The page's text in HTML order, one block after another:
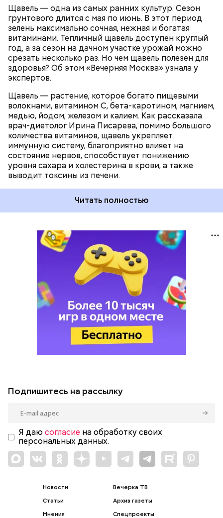
Щавель — одна из самых ранних культур. Сезон
грунтового длится с мая по июнь. В этот период
зелень максимально сочная, нежная и богатая
витаминами. Тепличный щавель доступен круглый
год, а за сезон на дачном участке урожай можно
срезать несколько раз. Но чем щавель полезен для
здоровья? Об этом «Вечерняя Москва» узнала у
экспертов.
Щавель — растение, которое богато пищевыми
волокнами, витамином С, бета-каротином, магнием,
медью, йодом, железом и калием. Как рассказала
врач-диетолог Ирина Писарева, помимо большого
количества витаминов, щавель укрепляет
иммунную систему, благоприятно влияет на
состояние нервов, способствует понижению
уровня сахара и холестерина в крови, а также
выводит токсины из печени.
Читать полностью
ЗДОРОВЬЕ ВРАЧИ
РАСТЕНИЯ
ПРОДУКТЫ
Подпишитесь на рассылку
Я даю согласие на обработку своих
персональных данных.
Новости
Статьи
Мнения
Вечерка ТВ
Архив газеты
Спецпроекты